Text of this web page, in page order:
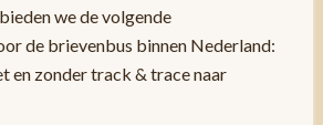
we de volgende
de brievenbus binnen Nederland:
en zonder track & trace naar